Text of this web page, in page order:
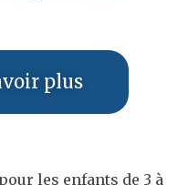
plus
les enfants de 3 à